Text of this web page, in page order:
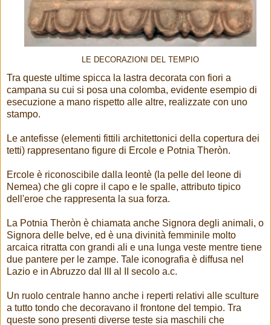
LE DECORAZIONI DEL TEMPIO
Tra queste ultime spicca la lastra decorata con fiori a
campana su cui si posa una colomba, evidente esempio di
esecuzione a mano rispetto alle altre, realizzate con uno
stampo.
Le antefisse (elementi fittili architettonici della copertura dei
tetti) rappresentano figure di Ercole e Potnia Theròn.
Ercole è riconoscibile dalla leontè (la pelle del leone di
Nemea) che gli copre il capo e le spalle, attributo tipico
dell'eroe che rappresenta la sua forza.
La Potnia Theròn è chiamata anche Signora degli animali, o
Signora delle belve, ed è una divinità femminile molto
arcaica ritratta con grandi ali e una lunga veste mentre tiene
due pantere per le zampe. Tale iconografia è diffusa nel
Lazio e in Abruzzo dal III al II secolo a.c.
Un ruolo centrale hanno anche i reperti relativi alle sculture
a tutto tondo che decoravano il frontone del tempio. Tra
queste sono presenti diverse teste sia maschili che